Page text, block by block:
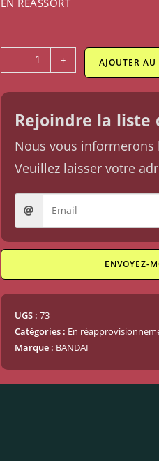
- + AJOUTER AU
Rejoindre la
Nous vous
Veuillez laisser votre
ENVOYEZ-
UGS : 73
Catégories : En
Marque : BANDAI